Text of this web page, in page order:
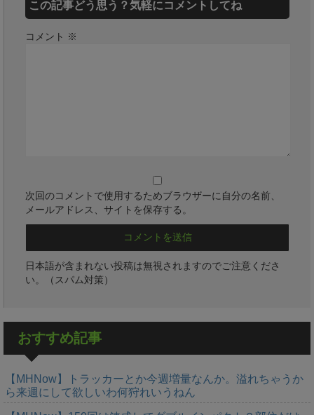
この記事どう思う？気軽にコメントしてね
コメント ※
次回のコメントで使用するためブラウザーに自分の名前、
メールアドレス、サイトを保存する。
日本語が含まれない投稿は無視されますのでご注意くださ
い。（スパム対策）
おすすめ記事
【MHNow】トラッカーとか今週増量なんか。溢れちゃうか
ら来週にして欲しいわ何狩れいうねん